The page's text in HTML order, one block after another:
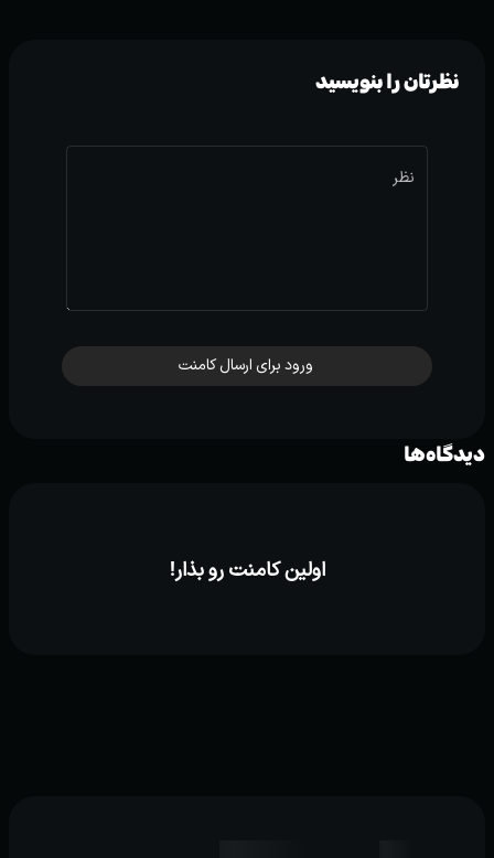
نظرتان را بنویسید
نظر
ورود برای ارسال کامنت
دیدگاه‌ها
اولین کامنت رو بذار!